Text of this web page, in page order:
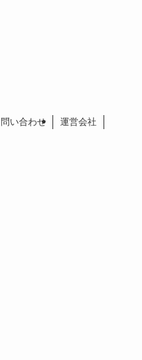
問い合わせ 運営会社